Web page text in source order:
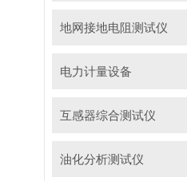
地网接地电阻测试仪
电力计量设备
互感器综合测试仪
油化分析测试仪